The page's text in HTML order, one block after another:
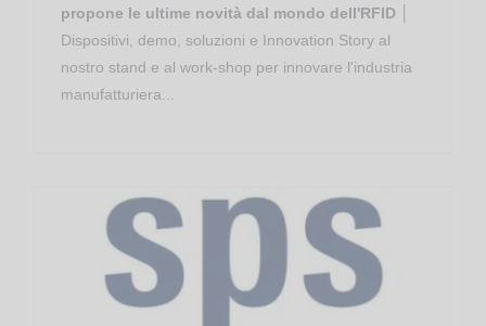
propone le ultime novità dal mondo dell'RFID
Dispositivi, demo, soluzioni e Innovation Story al
nostro stand e al work-shop per innovare l'industria
manufatturiera...